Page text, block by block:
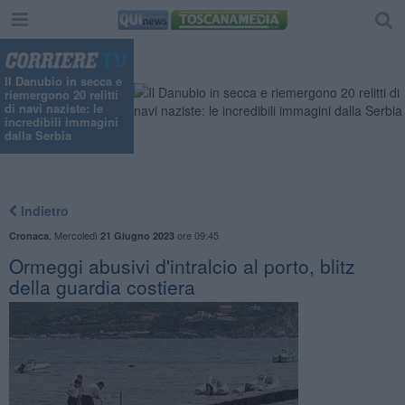
Il Danubio in secca e
riemergono 20 relitti
di navi naziste: le
incredibili immagini
dalla Serbia
Indietro
Cronaca Mercoledì 21 Giugno 2023ore 09:45
Ormeggi abusivi d'intralcio al porto, blitz
della guardia costiera